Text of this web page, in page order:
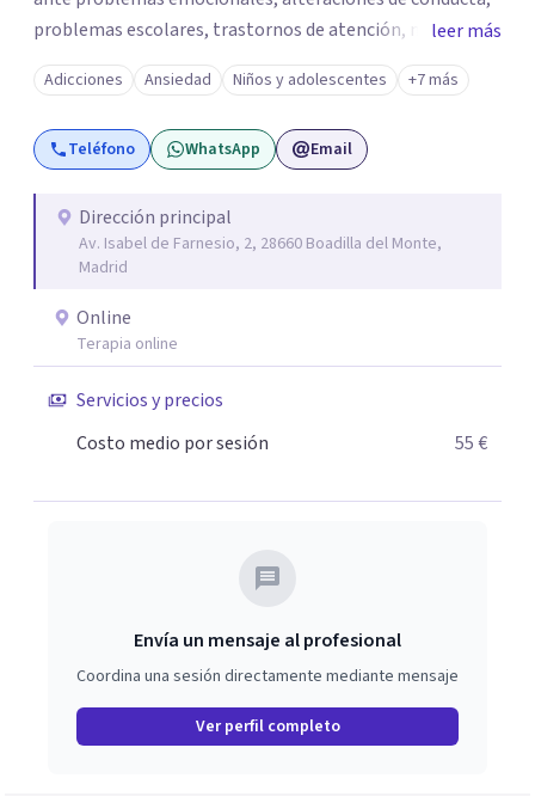
problemas escolares, trastornos de atención, miedos,
ansiedad. El apoyo a los padres es un pilar importante de
mi trabajo, dotándoles de herramientas que les ayuden a
comprender mejor a su hijo en cada etapa y sentirse
apoyados en su inestimable labor, desde el respeto a las
En la terapia con adultos y pareja utilizo un enfoque
integrador, relacional, concibo al ser humano como un
ser activo y con un alto poder de cambio, soy especialista
en tratamiento de depresiones, ansiedad, fobias,
adicciones, duelos, conflictos de pareja.
leer más
Adicciones Ansiedad Niños y adolescentes +7 más
Teléfono WhatsApp Email
Dirección principal
Av. Isabel de Farnesio, 2, 28660 Boadilla del Monte,
Madrid
Online
Terapia online
Servicios y precios
Costo medio por sesión
55 €
Envía un mensaje al profesional
Coordina una sesión directamente mediante mensaje
Ver perfil completo